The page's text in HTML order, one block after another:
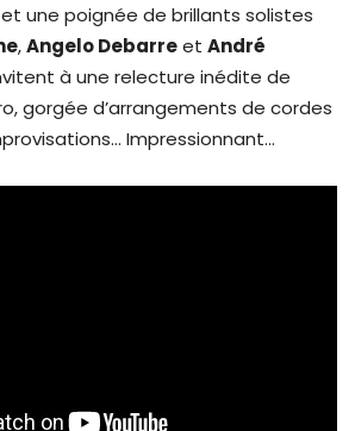
et une poignée de brillants solistes
,Angelo Debarreet André
à une relecture inédite de
gorgée d’arrangements de cordes
Impressionnant…